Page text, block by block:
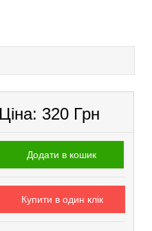
Ціна: 320 Грн
Додати в кошик
Купити в один клік